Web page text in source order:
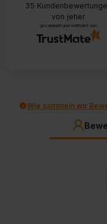
35
von jeher
gesammelt und verifiziert von
Wie sammeln wir